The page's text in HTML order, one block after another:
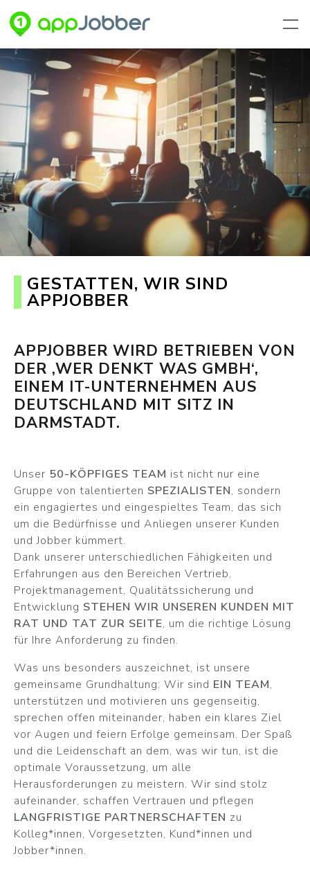
Zum Hauptinhalt springen
GESTATTEN, WIR SIND
APPJOBBER
APPJOBBER WIRD BETRIEBEN VON
DER ‚WER DENKT WAS GMBH‘,
EINEM IT-UNTERNEHMEN AUS
DEUTSCHLAND MIT SITZ IN
DARMSTADT.
Unser 50-KÖPFIGES TEAM ist nicht nur eine
Gruppe von talentierten SPEZIALISTEN, sondern
ein engagiertes und eingespieltes Team, das sich
um die Bedürfnisse und Anliegen unserer Kunden
und Jobber kümmert.
Dank unserer unterschiedlichen Fähigkeiten und
Erfahrungen aus den Bereichen Vertrieb,
Projektmanagement, Qualitätssicherung und
Entwicklung STEHEN WIR UNSEREN KUNDEN MIT
RAT UND TAT ZUR SEITE, um die richtige Lösung
für Ihre Anforderung zu finden.
Was uns besonders auszeichnet, ist unsere
gemeinsame Grundhaltung: Wir sind EIN TEAM,
unterstützen und motivieren uns gegenseitig,
sprechen offen miteinander, haben ein klares Ziel
vor Augen und feiern Erfolge gemeinsam. Der Spaß
und die Leidenschaft an dem, was wir tun, ist die
optimale Voraussetzung, um alle
Herausforderungen zu meistern. Wir sind stolz
aufeinander, schaffen Vertrauen und pflegen
LANGFRISTIGE PARTNERSCHAFTEN zu
Kolleg*innen, Vorgesetzten, Kund*innen und
Jobber*innen.